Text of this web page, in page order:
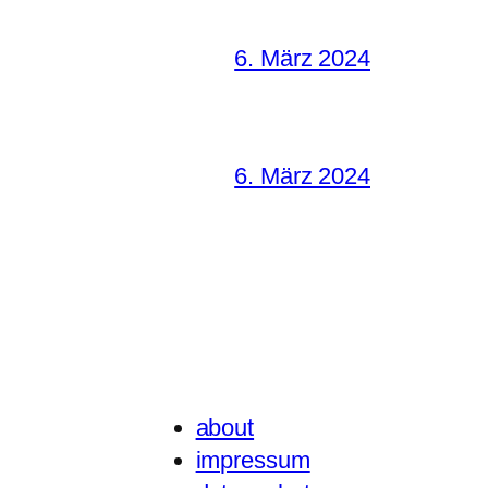
6. März 2024
6. März 2024
about
impressum